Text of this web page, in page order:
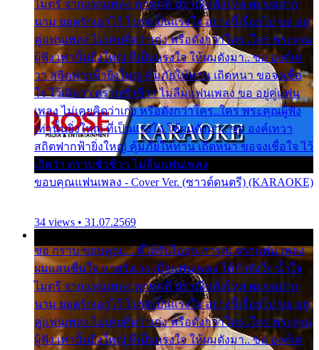
ไมตรี จากแฟนเพลง ทุกทุกที่ ปราณีหลั่งไหล ผมขอฝาก
นาม ยอดรักเอาไว้ โปรดเป็นแรงใจ อย่างนี้เรื่อยไป ขอ อยู่
คู่แฟนเพลง ไม่เคยคิดว่าเก่ง หรือดังกว่าใคร..ใคร พระคุณ
ผู้ฟัง เท่านั้นยิ่งใหญ่ ที่เป็นแรงใจ ให้ผมดังมา.. ขอ องค์เท
วา สถิตฟากฟ้ายิ่งใหญ่ คุ้มภัยให้ท่าน เถิดหนา ขอจงเชื่อ
ใจ ไว้เถิดว่า ตราบชั่วชีวา ไม่ลืมแฟนเพลง ขอ อยู่คู่แฟน
เพลง ไม่เคยคิดว่าเก่ง หรือดังกว่าใคร..ใคร พระคุณผู้ฟัง
เท่านั้นยิ่งใหญ่ ที่เป็นแรงใจ ให้ผมดังมา.. ขอ องค์เทวา
สถิตฟากฟ้ายิ่งใหญ่ คุ้มภัยให้ท่าน เถิดหนา ขอจงเชื่อใจ ไว้
เถิดว่า ตราบชั่วชีวา ไม่ลืมแฟนเพลง
ขอบคุณแฟนเพลง - Cover Ver. (ซาวด์ดนตรี) (KARAOKE)
34 views • 31.07.2569
ขอ กราบ ขอบคุณ.... ที่ได้รับไออุ่น การุณ จากแฟน เพลง
ผมแสนชื่นใจ หายวังเวง เมื่อแฟนเพลง ให้กำลังใจ น้ำใจ
ไมตรี จากแฟนเพลง ทุกทุกที่ ปราณีหลั่งไหล ผมขอฝาก
นาม ยอดรักเอาไว้ โปรดเป็นแรงใจ อย่างนี้เรื่อยไป ขอ อยู่
คู่แฟนเพลง ไม่เคยคิดว่าเก่ง หรือดังกว่าใคร..ใคร พระคุณ
ผู้ฟัง เท่านั้นยิ่งใหญ่ ที่เป็นแรงใจ ให้ผมดังมา.. ขอ องค์เท